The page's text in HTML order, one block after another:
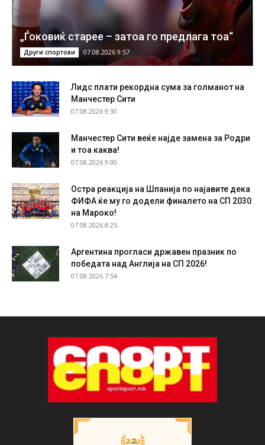
„Ѓоковиќ старее – затоа го предлага тоа“
Други спортови 07.08.2026 9:57
Лидс плати рекордна сума за голманот на
Манчестер Сити
07.08.2026 9:30
Манчестер Сити веќе најде замена за Родри
и тоа каква!
07.08.2026 9:00
Остра реакција на Шпанија по најавите дека
ФИФА ќе му го додели финалето на СП 2030
на Мароко!
07.08.2026 8:25
Аргентина прогласи државен празник по
победата над Англија на СП 2026!
07.08.2026 7:54